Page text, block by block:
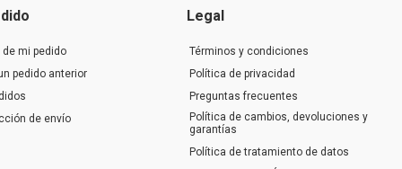
mi pedido
pedido anterior
de envío
Legal
Términos y condiciones
Política de privacidad
Preguntas frecuentes
Política de cambios, devoluciones y
garantías
Política de tratamiento de datos